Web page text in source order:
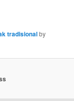
tradisionalby